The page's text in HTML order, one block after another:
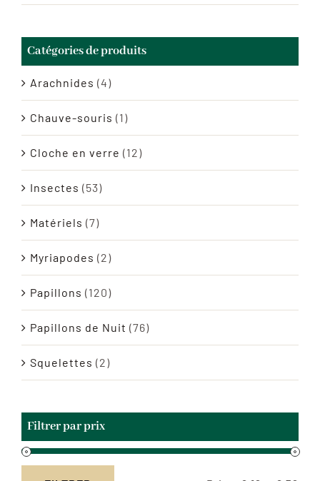
Catégories de produits
Arachnides (4)
Chauve-souris (1)
Cloche en verre (12)
Insectes (53)
Matériels (7)
Myriapodes (2)
Papillons (120)
Papillons de Nuit (76)
Squelettes (2)
Filtrer par prix